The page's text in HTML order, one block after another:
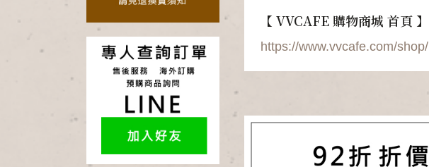
【 VVCAFE 購物商城 首頁 】
https://www.vvcafe.com/shop/